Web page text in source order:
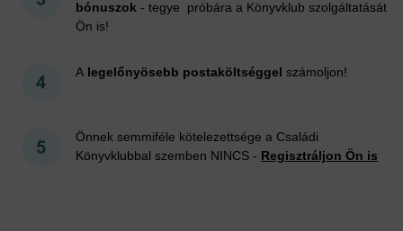
bónuszok - tegye próbára a Könyvklub szolgáltatását
Ön is!
A legelőnyösebb postaköltséggel számoljon!
Önnek semmiféle kötelezettsége a Családi
Könyvklubbal szemben NINCS - Regisztráljon Ön is